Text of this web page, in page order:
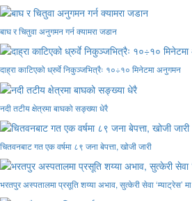
बाघ र चितुवा अनुगमन गर्न क्यामरा जडान
दाह्रा काटिएको ध्रुर्वे निकुञ्जभित्रैः १०÷१० मिनेटमा अनुगमन
नदी तटीय क्षेत्रमा बाघको सङ्ख्या धेरै
चितवनबाट गत एक वर्षमा ८९ जना बेपत्ता, खोजी जारी
भरतपुर अस्पतालमा प्रसूति शय्या अभाव, सुत्केरी सेवा ‘म्याट्रेस’ मा